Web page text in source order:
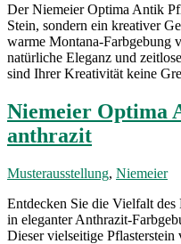
Der Niemeier Optima Antik
Stein, sondern ein kreativer
warme Montana-Farbgebung
natürliche Eleganz und
sind Ihrer Kreativität keine
Niemeier Optima
anthrazit
Musterausstellung, Niemeier
Entdecken Sie die Vielfalt
in eleganter Anthrazit-
Dieser vielseitige Pflasterstein